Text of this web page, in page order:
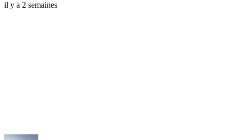
il y a 2 semaines